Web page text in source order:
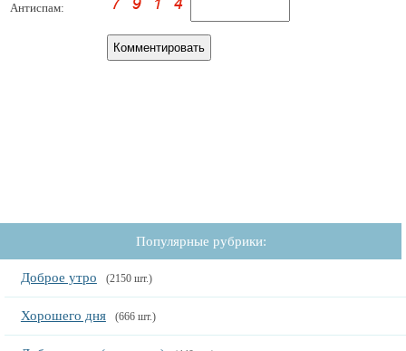
Антиспам:
Популярные рубрики:
Доброе утро (2150 шт.)
Хорошего дня (666 шт.)